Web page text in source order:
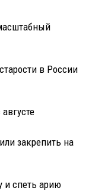
в России
закрепить на
и спеть арию